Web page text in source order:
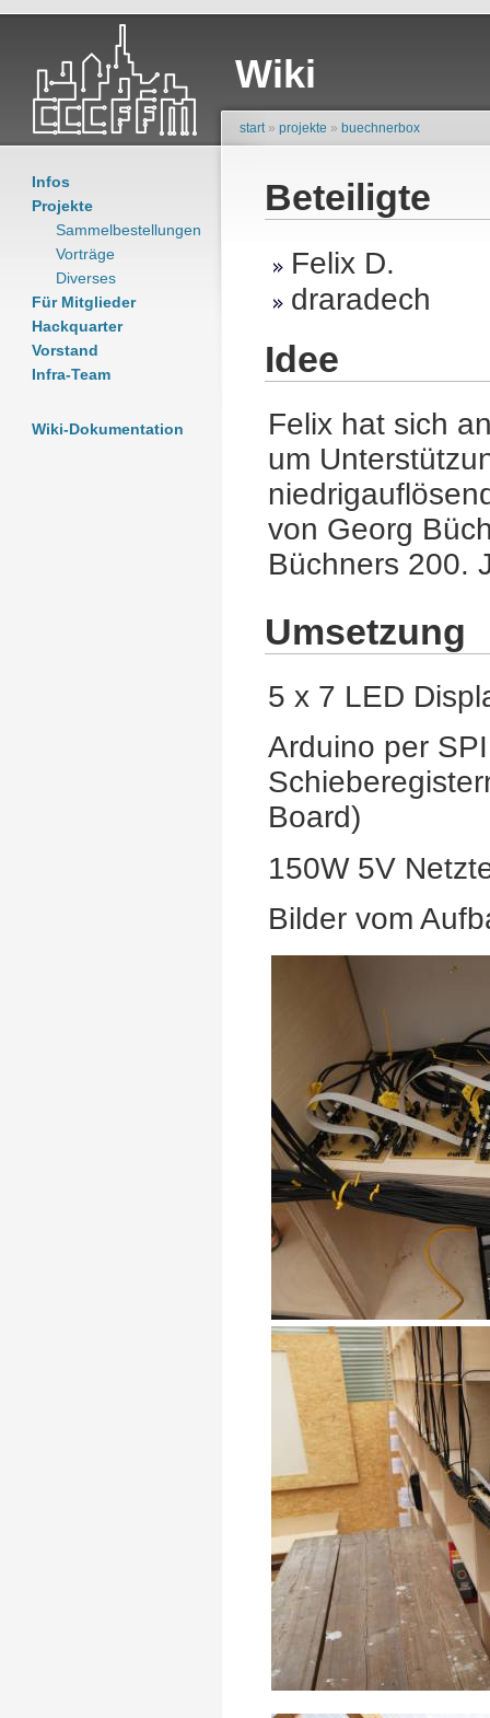
Wiki
Infos
Projekte
Sammelbestellungen
Vorträge
Diverses
Für Mitglieder
Hackquarter
Vorstand
Infra-Team
Wiki-Dokumentation
start » projekte » buechnerbox
Beteiligte
Felix D.
draradech
Idee
Felix hat sich
um
von Georg
Büchners 200.
Umsetzung
5 x 7 LED
Arduino per
Board)
150W 5V
Bilder vom